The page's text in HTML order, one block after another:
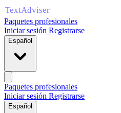
Paquetes profesionales
Iniciar sesión Registrarse
Español
Paquetes profesionales
Iniciar sesión Registrarse
Español